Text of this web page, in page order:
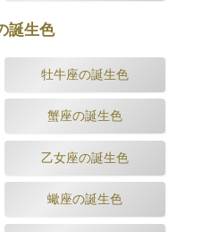
誕生色
牡牛座の誕生色
蟹座の誕生色
乙女座の誕生色
蠍座の誕生色